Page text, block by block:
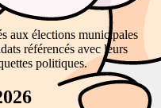
aux élections municipales
référencés avec leurs
politiques.